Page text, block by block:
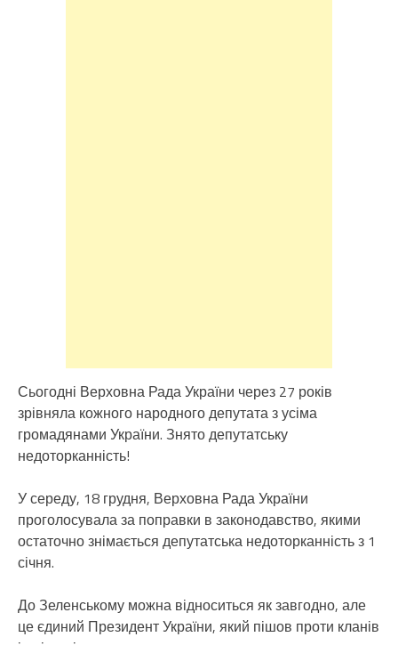
Сьогодні Верховна Рада України через 27 років
зрівняла кожного народного депутата з усіма
громадянами України. Знято депутатську
недоторканність!
У середу, 18 грудня, Верховна Рада України
проголосувала за поправки в законодавство, якими
остаточно знімається депутатська недоторканність з 1
січня.
До Зеленському можна відноситься як завгодно, але
це єдиний Президент України, який пішов проти кланів